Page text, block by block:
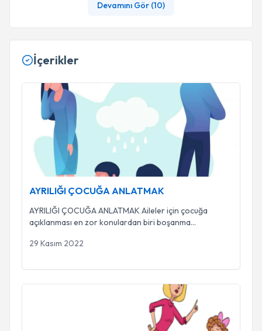
Devamını Gör (10)
İçerikler
AYRILIĞI ÇOCUĞA ANLATMAK
AYRILIĞI ÇOCUĞA ANLATMAK
AYRILIĞI ÇOCUĞA ANLATMAK Aileler için çocuğa
açıklanması en zor konulardan biri boşanma
29 Kasım 2022